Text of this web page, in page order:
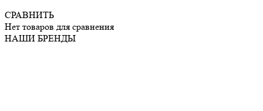
СРАВНИТЬ
Нет товаров для сравнения
НАШИ БРЕНДЫ